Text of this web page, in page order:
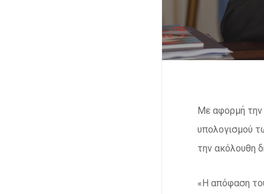
Με αφορμή την
υπολογισμού
την ακόλουθη
«Η απόφαση